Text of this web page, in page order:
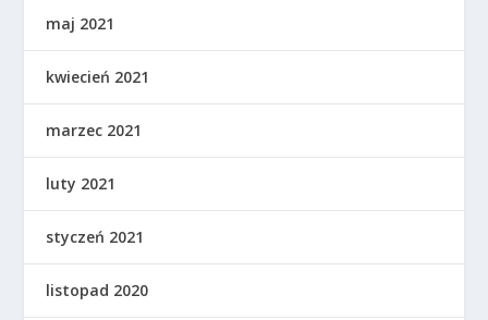
maj 2021
kwiecień 2021
marzec 2021
luty 2021
styczeń 2021
listopad 2020